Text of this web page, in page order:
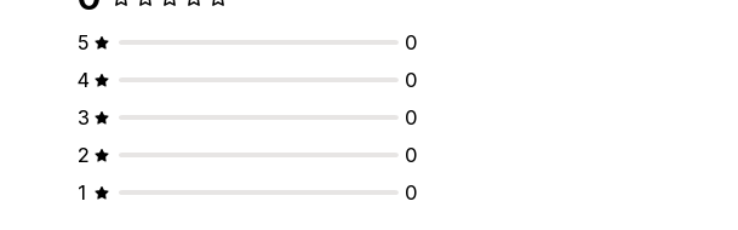
5
0
4
0
3
0
2
0
1
0